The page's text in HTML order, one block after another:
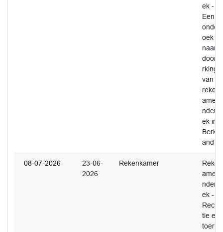
ek -
Een
oek
naar
rking
van
rekenk
amero
ek in
Berkell
and
08-07-2026
23-06-
2026
Rekenkamer
amero
ek -
tie en